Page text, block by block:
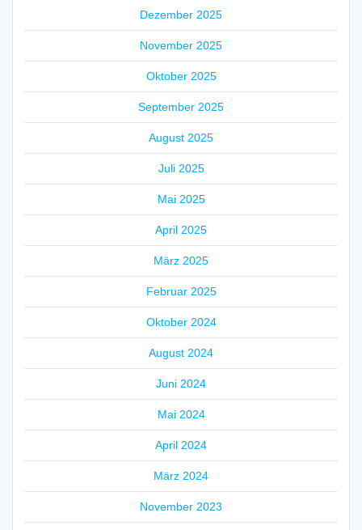
Dezember 2025
November 2025
Oktober 2025
September 2025
August 2025
Juli 2025
Mai 2025
April 2025
März 2025
Februar 2025
Oktober 2024
August 2024
Juni 2024
Mai 2024
April 2024
März 2024
November 2023